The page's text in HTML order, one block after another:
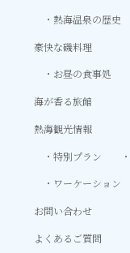
熱海温泉の歴史
豪快な磯料理
お昼の食事処
海が香る旅館
熱海観光情報
特別プラン
ワーケーション
お問い合わせ
よくあるご質問